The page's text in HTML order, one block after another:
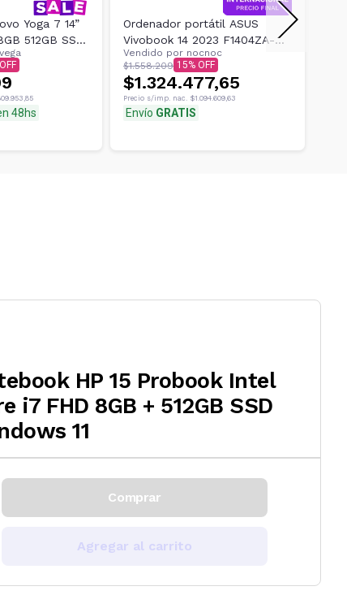
Yoga 7 14”
512GB SSD
48hs
Ordenador portátil ASUS
Vivobook 14 2023 F1404ZA-
AS51 14" Intel i5 de 8 GB
Vendido por nocnoc
$1.558.209 15
$1.324.477,65
Precio s/imp. nac. $1.094.609,63
Envío GRATIS
HP 15 Probook Intel
i7 FHD 8GB + 512GB SSD
11
Comprar
Agregar al carrito